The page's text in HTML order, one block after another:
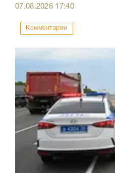
07.08.2026 17:40
Комментарии